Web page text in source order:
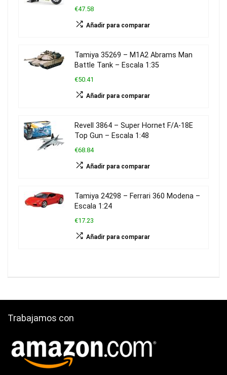
€47.58
Añadir para comparar
Tamiya 35269 – M1A2 Abrams Man
Battle Tank – Escala 1:35
€50.41
Añadir para comparar
Revell 3864 – Super Hornet F/A-18E
Top Gun – Escala 1:48
€68.84
Añadir para comparar
Tamiya 24298 – Ferrari 360 Modena –
Escala 1:24
€17.23
Añadir para comparar
Trabajamos con